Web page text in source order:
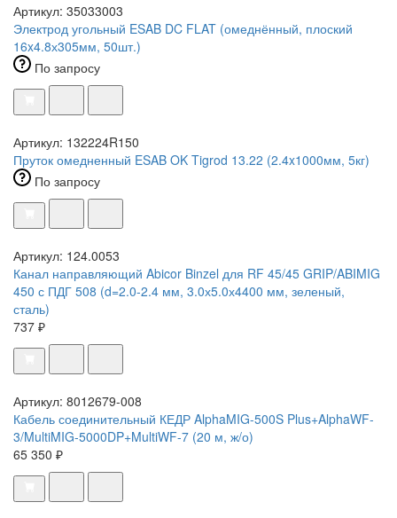
Артикул: 35033003
Электрод угольный ESAB DC FLAT (омеднённый, плоский
16x4.8х305мм, 50шт.)
По запросу
Артикул: 132224R150
Пруток омедненный ESAB OK Tigrod 13.22 (2.4x1000мм, 5кг)
По запросу
Артикул: 124.0053
Канал направляющий Abicor Binzel для RF 45/45 GRIP/ABIMIG
450 с ПДГ 508 (d=2.0-2.4 мм, 3.0х5.0х4400 мм, зеленый,
сталь)
737 ₽
Артикул: 8012679-008
Кабель соединительный КЕДР AlphaMIG-500S Plus+AlphaWF-
3/MultiMIG-5000DP+MultiWF-7 (20 м, ж/о)
65 350 ₽